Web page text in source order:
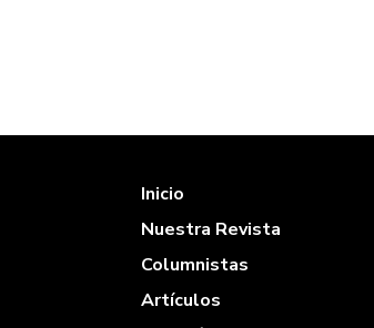
Inicio
Nuestra Revista
Columnistas
Artículos